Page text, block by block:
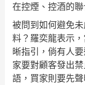
在控煙、控酒的
被問到如何避免
料？羅奕龍表示
晰指引，倘有人
家要對顧客發出
語，買家則要先